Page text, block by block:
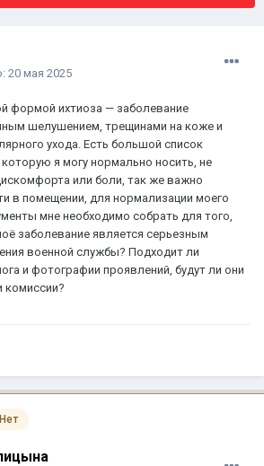
20 мая 2025
формой ихтиоза — заболевание
шелушением, трещинами на коже и
ухода. Есть большой список
я могу нормально носить, не
или боли, так же важно
в помещении, для нормализации моего
мне необходимо собрать для того,
заболевание является серьезным
военной службы? Подходит ли
и фотографии проявлений, будут ли они
комиссии?